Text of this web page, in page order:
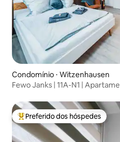
Condomínio ⋅ Witzenhausen
Fewo Janks |
Entre os melhores preferidos
Preferido dos hóspedes